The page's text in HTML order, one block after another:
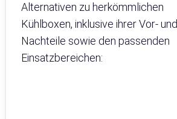
Alternativen zu herkömmlichen
Kühlboxen, inklusive ihrer Vor- und
Nachteile sowie den passenden
Einsatzbereichen: